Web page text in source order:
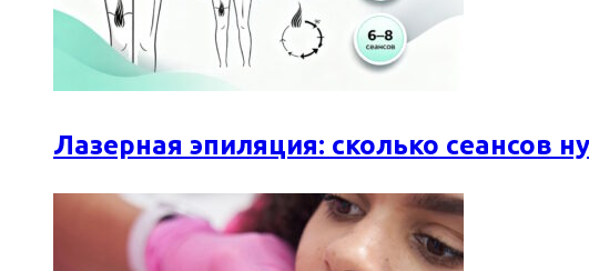
Лазерная эпиляция: сколько сеансов